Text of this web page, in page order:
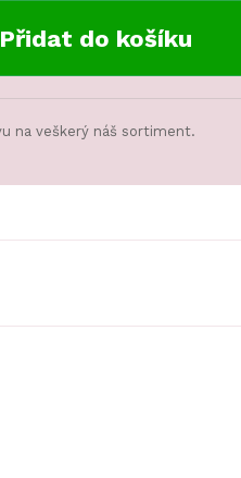
Přidat do košíku
na veškerý náš sortiment.